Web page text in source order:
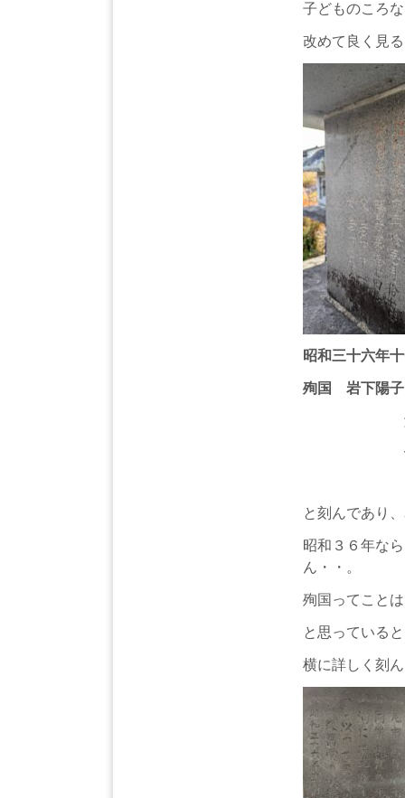
子どものころ
改めて良く見
昭和三十六年
殉国 岩下陽
父 岩
母 岩
と刻んであり
昭和３６年な
ん・・。
殉国ってこと
と思っている
横に詳しく刻